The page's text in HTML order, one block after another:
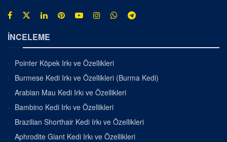
İNCELEME
Pointer Köpek Irkı ve Özellikleri
Burmese Kedi Irkı ve Özellikleri (Burma Kedi)
Arabian Mau Kedi Irkı ve Özellikleri
Bambino Kedi Irkı ve Özellikleri
Brazilian Shorthair Kedi Irkı ve Özellikleri
Aphrodite Giant Kedi Irkı ve Özellikleri